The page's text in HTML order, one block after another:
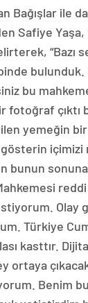
Bağışlar ile
Safiye
“Bazı
bulunduk.
bu
fotoğraf
yemeğin
içimizi
bunun
Olay
Türkiye
kasttır.
ortaya
Benim